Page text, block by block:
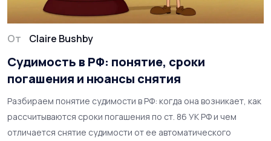
От Claire Bushby
Судимость в РФ: понятие, сроки
погашения и нюансы снятия
Разбираем понятие судимости в РФ: когда она возникает, как
рассчитываются сроки погашения по ст. 86 УК РФ и чем
отличается снятие судимости от ее автоматического